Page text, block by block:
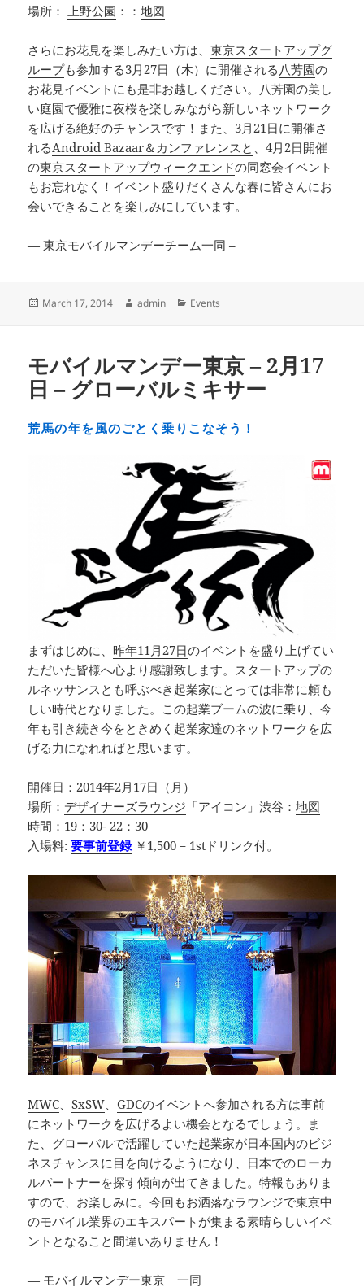
場所：
上野公園 ：：地図
さらにお花見を楽しみたい方は、東京スタートアップグ
ループも参加する3月27日（木）に開催される 八芳園の
お花見イベントにも是非お越しください。八芳園の美し
い庭園で優雅に夜桜を楽しみながら新しいネットワーク
を広げる絶好のチャンスです！また、3月21日に開催さ
れるAndroid Bazaar＆カンファレンスと
、4月2日開催
の東京スタートアップウィークエンドの同窓会イベント
もお忘れなく！イベント盛りだくさんな春に皆さんにお
会いできることを楽しみにしています。
— 東京モバイルマンデーチーム一同 –
Posted
March 17, 2014 Author
admin Categories
Events
モバイルマンデー東京 – 2月17
日 – グローバルミキサー
荒馬の年を風のごとく乗りこなそう！
まずはじめに、 昨年11月27日のイベントを盛り上げてい
ただいた皆様へ心より感謝致します。スタートアップの
ルネッサンスとも呼ぶべき起業家にとっては非常に頼も
しい時代となりました。この起業ブームの波に乗り、今
年も引き続き今をときめく起業家達のネットワークを広
げる力になれればと思います。
開催日：2014年2月17日（月）
場所： デザイナーズラウンジ 「アイコン」渋谷：地図
時間：19：30- 22：30
入場料:要事前登録￥1,500 = 1stドリンク付。
MWC 、SxSW 、GDCのイベントへ参加される方は事前
にネットワークを広げるよい機会となるでしょう。ま
た、グローバルで活躍していた起業家が日本国内のビジ
ネスチャンスに目を向けるようになり、日本でのローカ
ルパートナーを探す傾向が出てきました。特報もありま
すので、お楽しみに。今回もお洒落なラウンジで東京中
のモバイル業界のエキスパートが集まる素晴らしいイベ
ントとなること間違いありません！
— モバイルマンデー東京 一同